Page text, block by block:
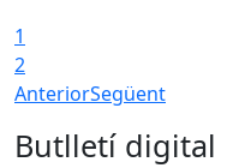
1
2
AnteriorSegüent
Butlletí digital